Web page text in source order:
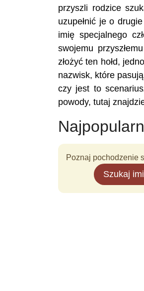
przyszli rodzice
uzupełnić je o
imię specjalnego
swojemu
złożyć ten hołd,
nazwisk, które
czy jest to
powody, tutaj
Poznaj pochodzenie
Szukaj